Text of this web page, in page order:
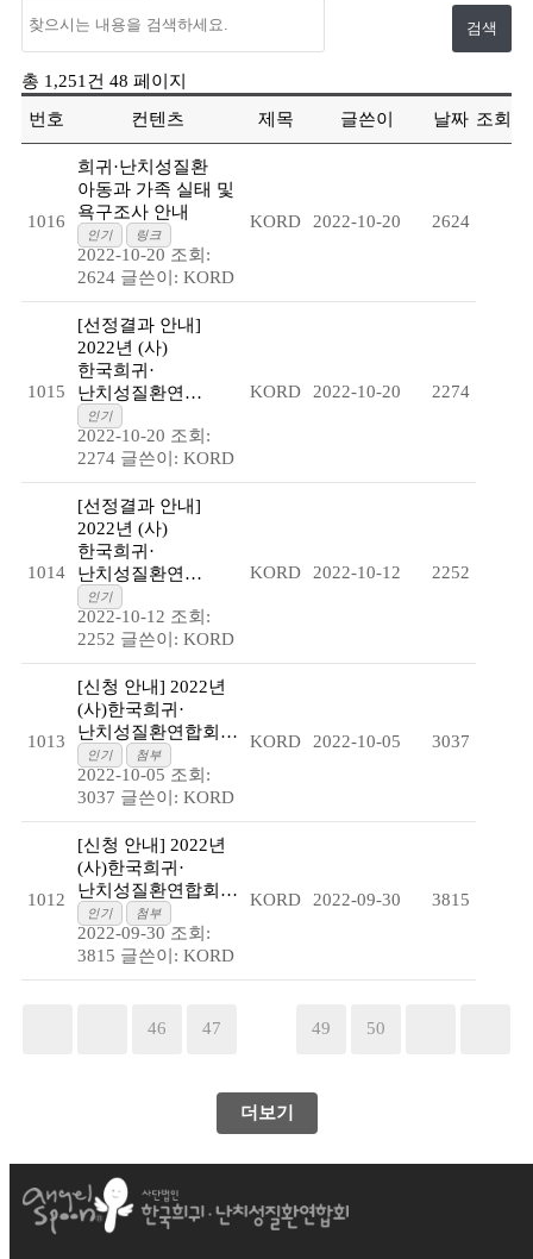
총 1,251건 48 페이지
번호
컨텐츠 제목 글쓴이 날짜 조회
1016
희귀·난치성질환
아동과 가족 실태 및
욕구조사 안내
인기 링크
2022-10-20 조회:
2624 글쓴이: KORD
KORD 2022-10-20 2624
1015
[선정결과 안내]
2022년 (사)
한국희귀·
난치성질환연…
인기
2022-10-20 조회:
2274 글쓴이: KORD
KORD 2022-10-20 2274
1014
[선정결과 안내]
2022년 (사)
한국희귀·
난치성질환연…
인기
2022-10-12 조회:
2252 글쓴이: KORD
KORD 2022-10-12 2252
1013
[신청 안내] 2022년
(사)한국희귀·
난치성질환연합회…
인기 첨부
2022-10-05 조회:
3037 글쓴이: KORD
KORD 2022-10-05 3037
1012
[신청 안내] 2022년
(사)한국희귀·
난치성질환연합회…
인기 첨부
2022-09-30 조회:
3815 글쓴이: KORD
KORD 2022-09-30 3815
46 47 49 50
더보기